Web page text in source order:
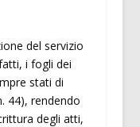
del servizio
i fogli dei
stati di
44), rendendo
degli atti,